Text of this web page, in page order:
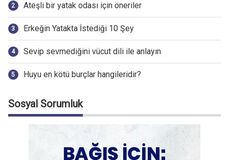
Ateşli bir yatak odası için öneriler
Erkeğin Yatakta İstediği 10 Şey
Sevip sevmediğini vücut dili ile anlayın
Huyu en kötü burçlar hangileridir?
Sosyal Sorumluk